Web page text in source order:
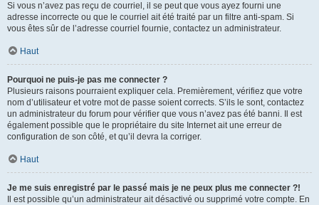
Si vous n’avez pas reçu de courriel, il se peut que vous ayez fourni une
adresse incorrecte ou que le courriel ait été traité par un filtre anti-spam. Si
vous êtes sûr de l’adresse courriel fournie, contactez un administrateur.
Haut
Pourquoi ne puis-je pas me connecter ?
Plusieurs raisons pourraient expliquer cela. Premièrement, vérifiez que votre
nom d’utilisateur et votre mot de passe soient corrects. S’ils le sont, contactez
un administrateur du forum pour vérifier que vous n’avez pas été banni. Il est
également possible que le propriétaire du site Internet ait une erreur de
configuration de son côté, et qu’il devra la corriger.
Haut
Je me suis enregistré par le passé mais je ne peux plus me connecter ?!
Il est possible qu’un administrateur ait désactivé ou supprimé votre compte. En